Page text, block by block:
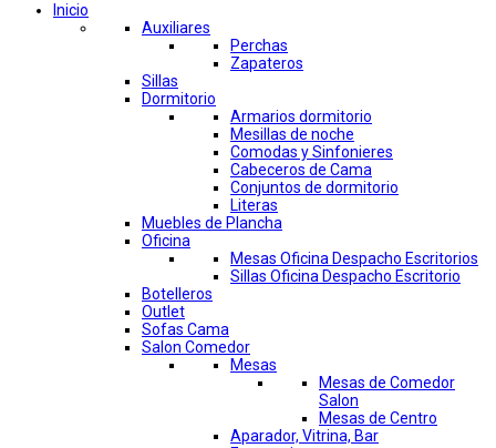
Inicio
Auxiliares
Perchas
Zapateros
Sillas
Dormitorio
Armarios dormitorio
Mesillas de noche
Comodas y Sinfonieres
Cabeceros de Cama
Conjuntos de dormitorio
Literas
Muebles de Plancha
Oficina
Mesas Oficina Despacho Escritorios
Sillas Oficina Despacho Escritorio
Botelleros
Outlet
Sofas Cama
Salon Comedor
Mesas
Mesas de Comedor
Salon
Mesas de Centro
Aparador, Vitrina, Bar